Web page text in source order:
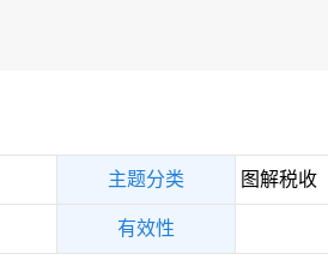
主题分类 图解税收
有效性